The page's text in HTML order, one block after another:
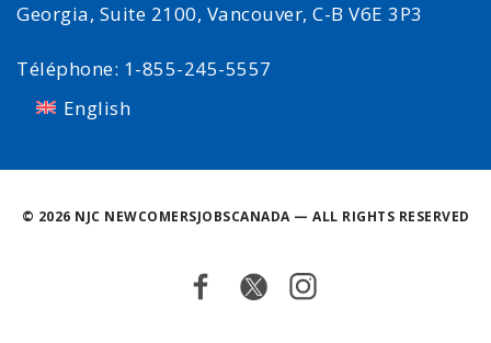
Georgia, Suite 2100, Vancouver, C-B V6E 3P3
Téléphone: 1-855-245-5557
English
© 2026 NJC NEWCOMERSJOBSCANADA — ALL RIGHTS RESERVED
Facebook
TwitterInstagram